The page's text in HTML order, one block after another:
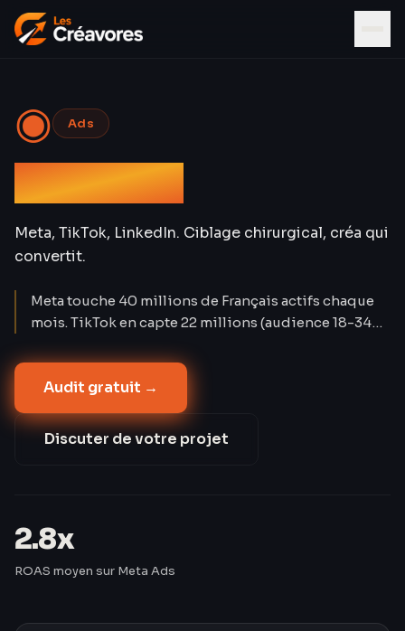
◉ Ads
Social Ads
Meta, TikTok, LinkedIn. Ciblage chirurgical, créa qui
convertit.
Meta touche 40 millions de Français actifs chaque
mois. TikTok en capte 22 millions (audience 18-34
Social Ads créent la demande là où Google Ads la
capture. Nos campagnes atteignent un CPA réduit
de 42 % après 60 jours d'optimisation.
Audit gratuit →
Discuter de votre projet
2.8x
ROAS moyen sur Meta Ads